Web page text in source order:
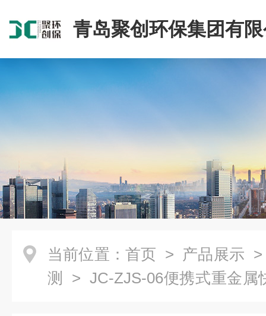
青岛聚创环保集团有
当前位置： 首页 > 产品展示
测
> JC-ZJS-06便携式重金属